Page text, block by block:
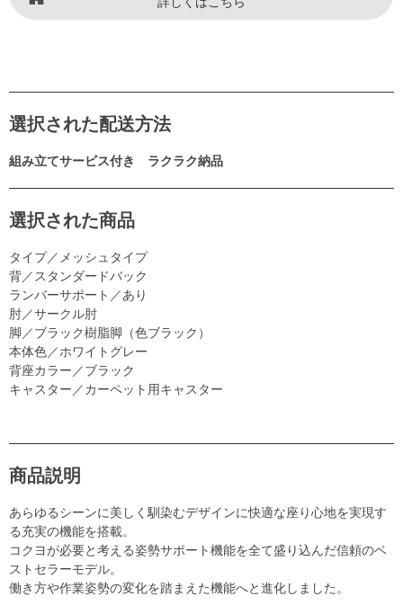
選択された配送方法
組み立てサービス付き ラクラク納品
選択された商品
タイプ／メッシュタイプ
背／スタンダードバック
ランバーサポート／あり
肘／サークル肘
脚／ブラック樹脂脚（色ブラック）
本体色／ホワイトグレー
背座カラー／ブラック
キャスター／カーペット用キャスター
商品説明
あらゆるシーンに美しく馴染むデザインに快適な座り心地を実現す
る充実の機能を搭載。
コクヨが必要と考える姿勢サポート機能を全て盛り込んだ信頼のベ
ストセラーモデル。
働き方や作業姿勢の変化を踏まえた機能へと進化しました。